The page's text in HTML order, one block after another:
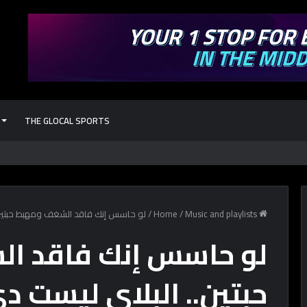
THE GLOCAL SPORTS
كل حاجة
/Music and playlists
/لو حاسس إنك فاقد الشغف ومهبط
لو حاسس إنك فاقد
حبتين.. البلاي